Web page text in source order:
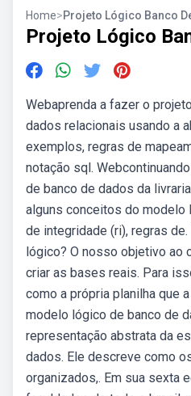
Home>Projeto Lógico Banco
Projeto Lógico
Webaprenda a fazer o
dados relacionais usando a
exemplos, regras de
notação sql.
de banco de dados da
alguns conceitos do
de integridade (ri), regras
lógico? O nosso objetivo ao
criar as bases reais. Para
como a própria planilha que
modelo lógico de banco de
representação abstrata da
dados. Ele descreve como
organizados,. Em sua sexta